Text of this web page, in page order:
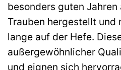
besonders guten Jahren
Trauben hergestellt und
lange auf der Hefe.
außergewöhnlicher
und eignen sich